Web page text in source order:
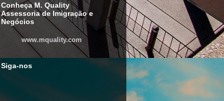
Conheça M. Quality
Assessoria de Imigração e
Negócios
www.mquality.com
Siga-nos